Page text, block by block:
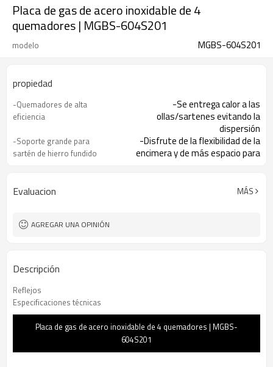
Placa de gas de acero inoxidable de 4
quemadores | MGBS-604S201
modelo MGBS-604S201
propiedad
-Quemadores de alta
eficiencia
-Se entrega calor a las
ollas/sartenes evitando la
dispersión
-Soporte grande para
sartén de hierro fundido
-Disfrute de la flexibilidad de la
encimera y de más espacio para
selladas
y sencilla
-Dispositivo de detección
Evaluacion MÁS
AGREGAR UNA OPINIÓN
Descripción
Reflejos
Especificaciones técnicas
Placa de gas de acero inoxidable de 4 quemadores | MGBS-
604S201